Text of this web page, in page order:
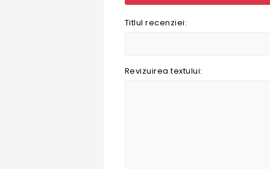
Titlul recenziei:
Revizuirea textului: